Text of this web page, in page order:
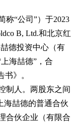
“公司”）于2023
B, Ltd.和北京红
德投资中心（有
海喆德”，合
》。
人。两股东之间
海喆德的普通合伙
合伙企业（有限合